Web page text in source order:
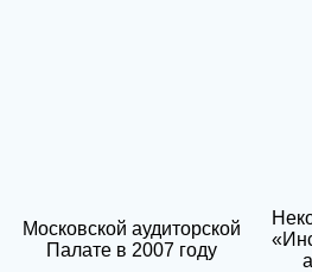
Московской аудиторской
Палате в 2007 году